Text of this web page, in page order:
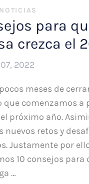
NOTICIAS
para
crezca el
2022
meses de
que comenzamos
próximo año.
nuevos retos y
Justamente por
10 consejos para
…